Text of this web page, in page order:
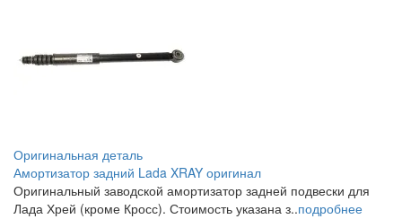
Оригинальная деталь
Амортизатор задний Lada XRAY оригинал
Оригинальный заводской амортизатор задней подвески для
Лада Хрей (кроме Кросс). Стоимость указана з..подробнее